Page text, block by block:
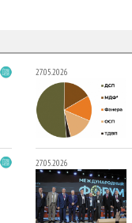
27.05.2026
27.05.2026